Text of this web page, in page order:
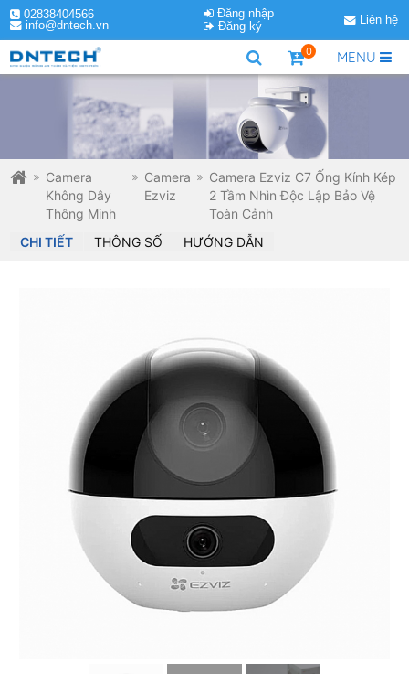
02838404566
info@dntech.vn
Đăng nhập
Đăng ký
Liên hệ
MENU
0
Camera
Không Dây
Thông Minh
Camera
Ezviz
Camera Ezviz C7 Ống Kính Kép
2 Tầm Nhìn Độc Lập Bảo Vệ
Toàn Cảnh
CHI TIẾT
THÔNG SỐ HƯỚNG DẪN